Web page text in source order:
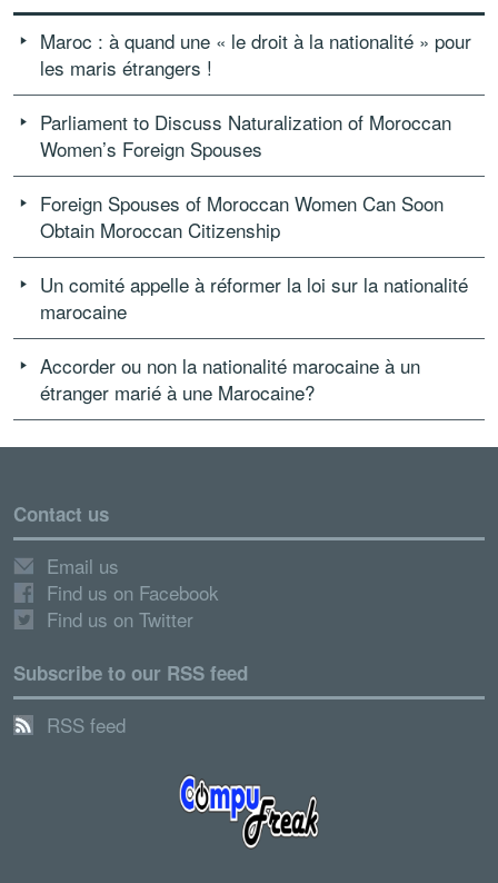
Maroc : à quand une « le droit à la nationalité » pour
les maris étrangers !
Parliament to Discuss Naturalization of Moroccan
Women’s Foreign Spouses
Foreign Spouses of Moroccan Women Can Soon
Obtain Moroccan Citizenship
Un comité appelle à réformer la loi sur la nationalité
marocaine
Accorder ou non la nationalité marocaine à un
étranger marié à une Marocaine?
Contact us
Email us
Find us on Facebook
Find us on Twitter
Subscribe to our RSS feed
RSS feed